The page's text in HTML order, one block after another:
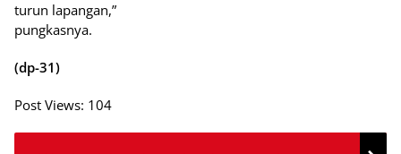
turun lapangan,”
pungkasnya.
(dp-31)
Post Views: 104